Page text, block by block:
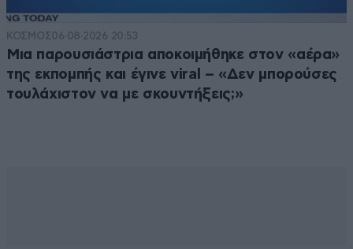
ΚΟΣΜΟΣ06·08·2026 20:53
Μια παρουσιάστρια αποκοιμήθηκε στον «αέρα»
της εκπομπής και έγινε viral – «Δεν μπορούσες
τουλάχιστον να με σκουντήξεις;»